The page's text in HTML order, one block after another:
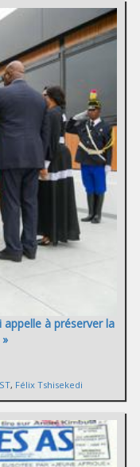
appelle à préserver la
, Félix Tshisekedi